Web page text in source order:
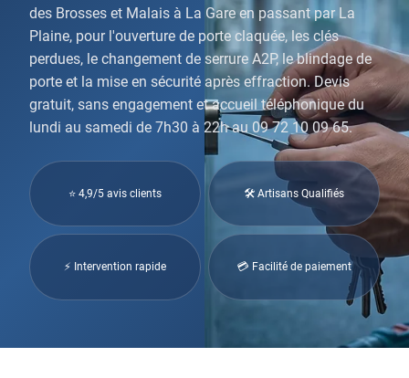
des Brosses et Malais à La Gare en passant par La
Plaine, pour l'ouverture de porte claquée, les clés
perdues, le changement de serrure A2P, le blindage de
porte et la mise en sécurité après effraction. Devis
gratuit, sans engagement et accueil téléphonique du
lundi au samedi de 7h30 à 22h au 09 72 10 09 65.
⭐ 4,9/5 avis clients 🛠 Artisans Qualifiés
⚡ Intervention rapide 💳 Facilité de paiement